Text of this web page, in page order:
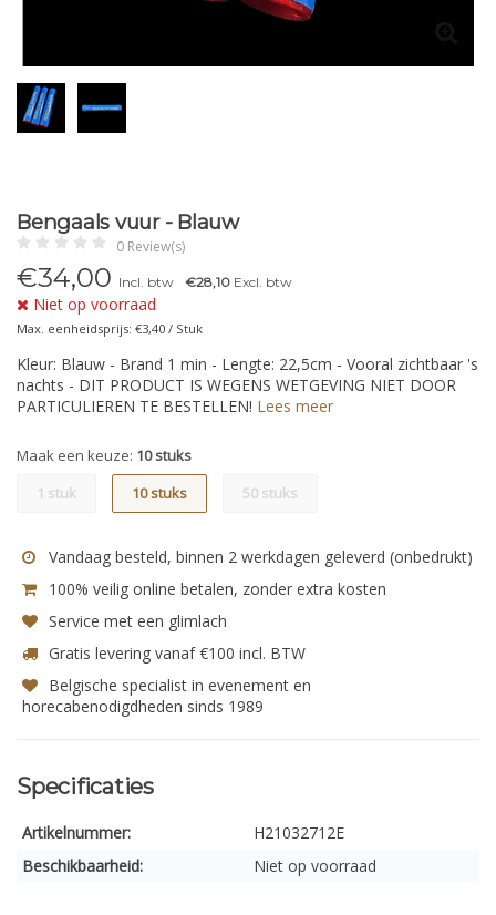
Bengaals vuur - Blauw
0 Review(s)
€34,00 Incl. btw €28,10 Excl. btw
Niet op voorraad
Max. eenheidsprijs: €3,40 / Stuk
Kleur: Blauw - Brand 1 min - Lengte: 22,5cm - Vooral zichtbaar 's
nachts - DIT PRODUCT IS WEGENS WETGEVING NIET DOOR
PARTICULIEREN TE BESTELLEN! Lees meer
Maak een keuze: 10 stuks
1 stuk
10 stuks 50 stuks
Vandaag besteld, binnen 2 werkdagen geleverd (onbedrukt)
100% veilig online betalen, zonder extra kosten
Service met een glimlach
Gratis levering vanaf €100 incl. BTW
Belgische specialist in evenement en
horecabenodigdheden sinds 1989
Specificaties
Artikelnummer:
H21032712E
Beschikbaarheid:
Niet op voorraad